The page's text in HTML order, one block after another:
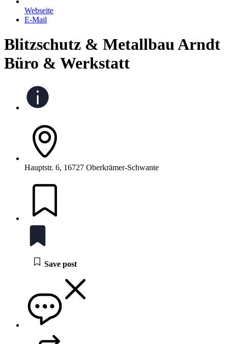
Webseite
E-Mail
Blitzschutz & Metallbau Arndt
Büro & Werkstatt
Hauptstr. 6, 16727 Oberkrämer-Schwante
Save post